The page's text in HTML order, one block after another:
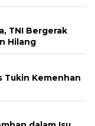
TNI Bergerak
Hilang
Tukin Kemenhan